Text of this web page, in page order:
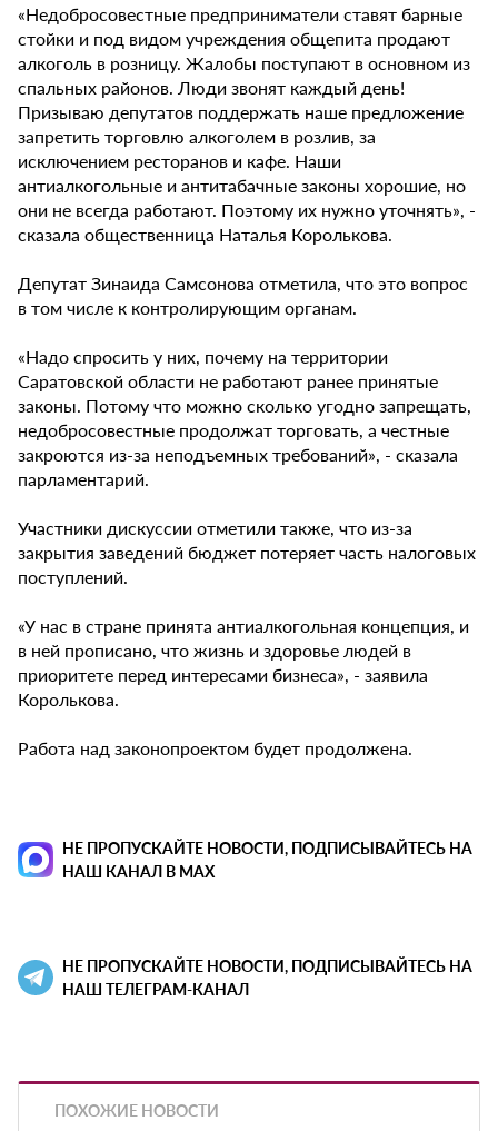
«Недобросовестные предприниматели ставят барные
стойки и под видом учреждения общепита продают
алкоголь в розницу. Жалобы поступают в основном из
спальных районов. Люди звонят каждый день!
Призываю депутатов поддержать наше предложение
запретить торговлю алкоголем в розлив, за
исключением ресторанов и кафе. Наши
антиалкогольные и антитабачные законы хорошие, но
они не всегда работают. Поэтому их нужно уточнять», -
сказала общественница Наталья Королькова.
Депутат Зинаида Самсонова отметила, что это вопрос
в том числе к контролирующим органам.
«Надо спросить у них, почему на территории
Саратовской области не работают ранее принятые
законы. Потому что можно сколько угодно запрещать,
недобросовестные продолжат торговать, а честные
закроются из-за неподъемных требований», - сказала
парламентарий.
Участники дискуссии отметили также, что из-за
закрытия заведений бюджет потеряет часть налоговых
поступлений.
«У нас в стране принята антиалкогольная концепция, и
в ней прописано, что жизнь и здоровье людей в
приоритете перед интересами бизнеса», - заявила
Королькова.
Работа над законопроектом будет продолжена.
НЕ ПРОПУСКАЙТЕ НОВОСТИ, ПОДПИСЫВАЙТЕСЬ НА
НАШ КАНАЛ В MAX
НЕ ПРОПУСКАЙТЕ НОВОСТИ, ПОДПИСЫВАЙТЕСЬ НА
НАШ ТЕЛЕГРАМ-КАНАЛ
ПОХОЖИЕ НОВОСТИ